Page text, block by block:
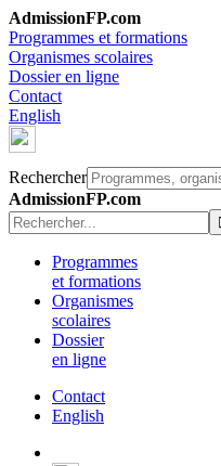
AdmissionFP.com
Programmes et formations
Organismes scolaires
Dossier en ligne
Contact
English
Rechercher
AdmissionFP.com
Programmes
et formations
Organismes
scolaires
Dossier
en ligne
Contact
English